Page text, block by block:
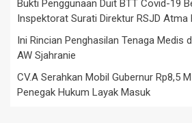
Bukti Penggunaan Duit BTT Covid-19
Inspektorat Surati Direktur RSJD Atma
Ini Rincian Penghasilan Tenaga Medis
AW Sjahranie
CV.A Serahkan Mobil Gubernur Rp8,5
Penegak Hukum Layak Masuk